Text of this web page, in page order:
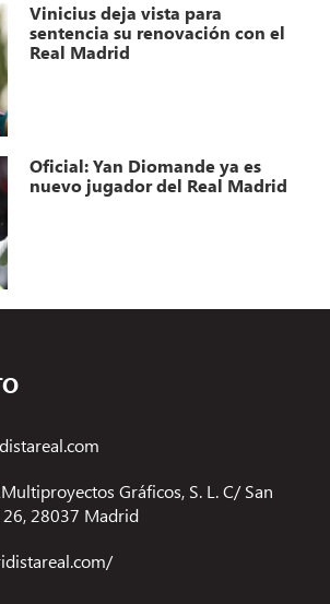
Vinicius deja vista para
sentencia su renovación con el
Real Madrid
Oficial: Yan Diomande ya es
nuevo jugador del Real Madrid
Gráficos, S. L. C/ San
26, 28037 Madrid